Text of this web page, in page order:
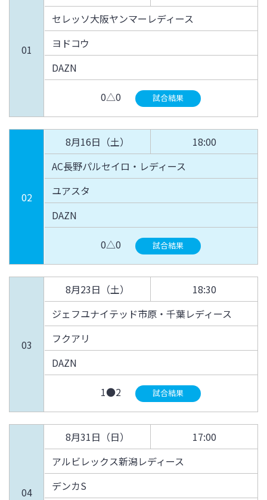
01
セレッソ大阪ヤンマーレディース
ヨドコウ
DAZN
0△0 試合結果
02
8月16日（土）
18:00
AC長野パルセイロ・レディース
ユアスタ
DAZN
0△0 試合結果
03
8月23日（土）
18:30
ジェフユナイテッド市原・千葉レディース
フクアリ
DAZN
1●2 試合結果
04
8月31日（日）
17:00
アルビレックス新潟レディース
デンカS